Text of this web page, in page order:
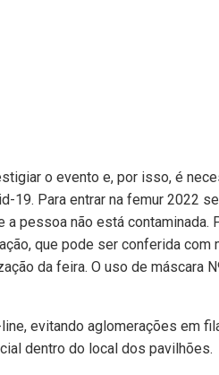
o evento e, por isso, é
19. Para entrar na femur 2022
a pessoa não está contaminada.
que pode ser conferida com
da feira. O uso de máscara
evitando aglomerações em
dentro do local dos pavilhões.